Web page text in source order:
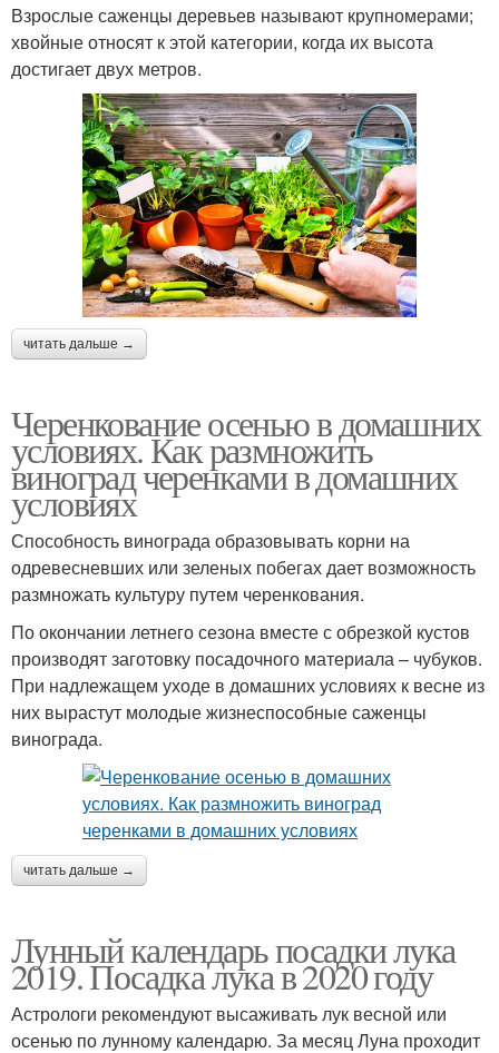
Взрослые саженцы деревьев называют крупномерами;
хвойные относят к этой категории, когда их высота
достигает двух метров.
читать дальше →
Черенкование осенью в домашних
условиях. Как размножить
виноград черенками в домашних
условиях
Способность винограда образовывать корни на
одревесневших или зеленых побегах дает возможность
размножать культуру путем черенкования.
По окончании летнего сезона вместе с обрезкой кустов
производят заготовку посадочного материала – чубуков.
При надлежащем уходе в домашних условиях к весне из
них вырастут молодые жизнеспособные саженцы
винограда.
читать дальше →
Лунный календарь посадки лука
2019. Посадка лука в 2020 году
Астрологи рекомендуют высаживать лук весной или
осенью по лунному календарю. За месяц Луна проходит